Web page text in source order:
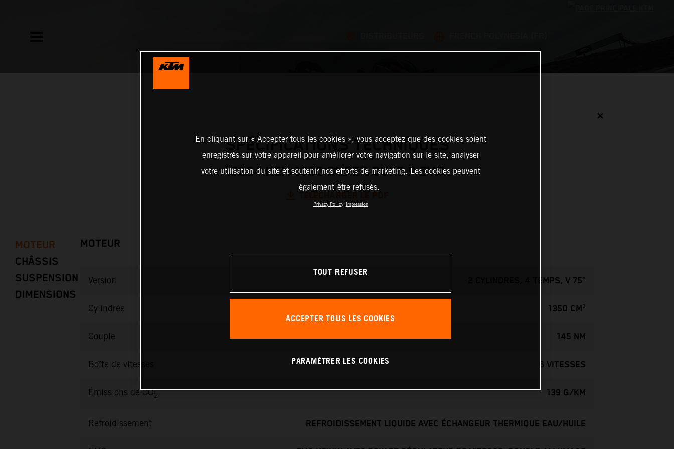
✕
SPÉCIFICATIONS TECHNIQUES
2024 KTM 1390 SUPER DUKE R EVO
MOTEUR
CHÂSSIS
SUSPENSION
DIMENSIONS
MOTEUR
Version 2 CYLINDRES, 4 TEMPS, V 75°
Cylindrée 1350 CM³
Couple 145 NM
Boîte de vitesses 6 VITESSES
Émissions de CO2 139 G/KM
Refroidissement REFROIDISSEMENT LIQUIDE AVEC ÉCHANGEUR THERMIQUE EAU/HUILE
En cliquant sur « Accepter tous les cookies », vous acceptez que des cookies soient
enregistrés sur votre appareil pour améliorer votre navigation sur le site, analyser
votre utilisation du site et soutenir nos efforts de marketing. Les cookies peuvent
également être refusés.
Privacy Policy Impression
TOUT REFUSER
ACCEPTER TOUS LES COOKIES
PARAMÉTRER LES COOKIES